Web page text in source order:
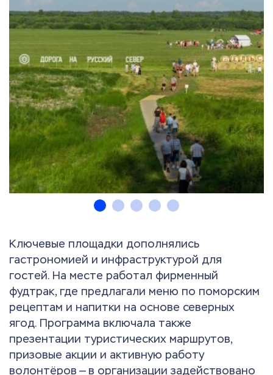
Ключевые площадки дополнялись
гастрономией и инфраструктурой для
гостей. На месте работал фирменный
фудтрак, где предлагали меню по поморским
рецептам и напитки на основе северных
ягод. Программа включала также
презентации туристических маршрутов,
призовые акции и активную работу
волонтёров — в организации задействовано